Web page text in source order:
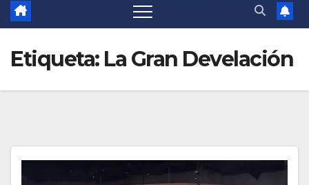
Etiqueta: La Gran Develación